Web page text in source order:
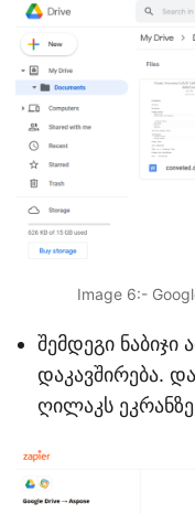
Image 6:-
შემდეგი ნაბიჯი
დაკავშირება.
ღილაკს